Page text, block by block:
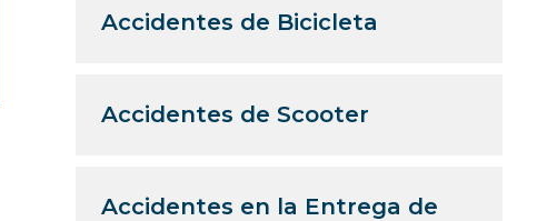
Accidentes de Bicicleta
Accidentes de Scooter
Accidentes en la Entrega de